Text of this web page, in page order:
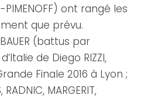
PIMENOFF) ont rangé les
que prévu.
BAUER (battus par
de Diego RIZZI,
Finale 2016 à Lyon ;
RADNIC, MARGERIT,